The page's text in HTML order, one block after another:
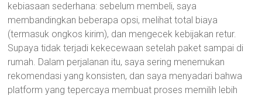
kebiasaan sederhana: sebelum membeli, saya
membandingkan beberapa opsi, melihat total biaya
(termasuk ongkos kirim), dan mengecek kebijakan retur.
Supaya tidak terjadi kekecewaan setelah paket sampai di
rumah. Dalam perjalanan itu, saya sering menemukan
rekomendasi yang konsisten, dan saya menyadari bahwa
platform yang tepercaya membuat proses memilih lebih